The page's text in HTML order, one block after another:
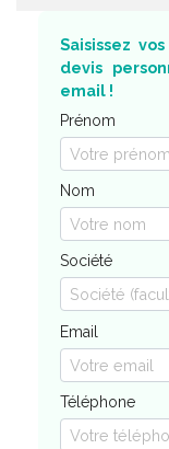
Saisissez
devis
email !
Prénom
Nom
Société
Email
Téléphone